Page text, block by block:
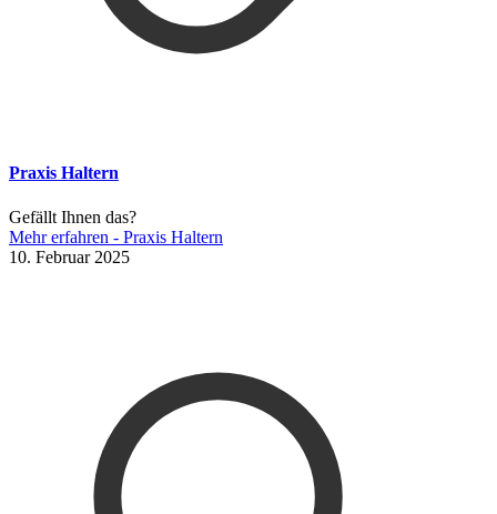
Praxis Haltern
Gefällt Ihnen das?
Mehr erfahren - Praxis Haltern
10. Februar 2025